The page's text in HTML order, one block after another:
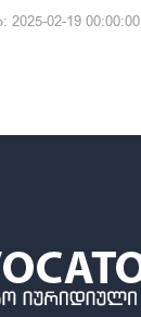
2025-02-19 00:00:00